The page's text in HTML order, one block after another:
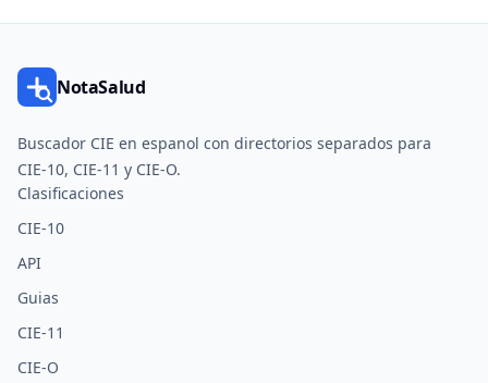
NotaSalud
Buscador CIE en espanol con directorios separados para
CIE-10, CIE-11 y CIE-O.
Clasificaciones
CIE-10
API
Guias
CIE-11
CIE-O